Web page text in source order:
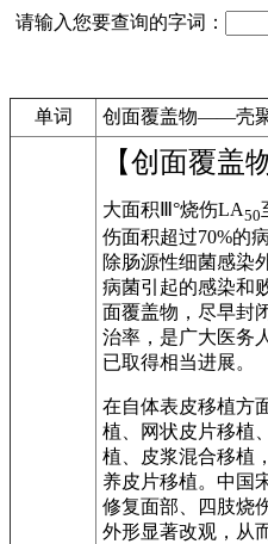
请输入您要查询的字词：
单词 创面覆盖物——壳
【创面覆盖
大面积Ⅲ°烧伤LA50
伤面积超过70%的
除肠源性细菌感染
病菌引起的感染和
面覆盖物，尽早封
治率，是广大医务
已取得相当进展。
在自体表皮移植方
植、网状皮片移植
植、皮浆混合移植
养皮片移植。中国
修复面部、四肢烧
外形显著改观，从